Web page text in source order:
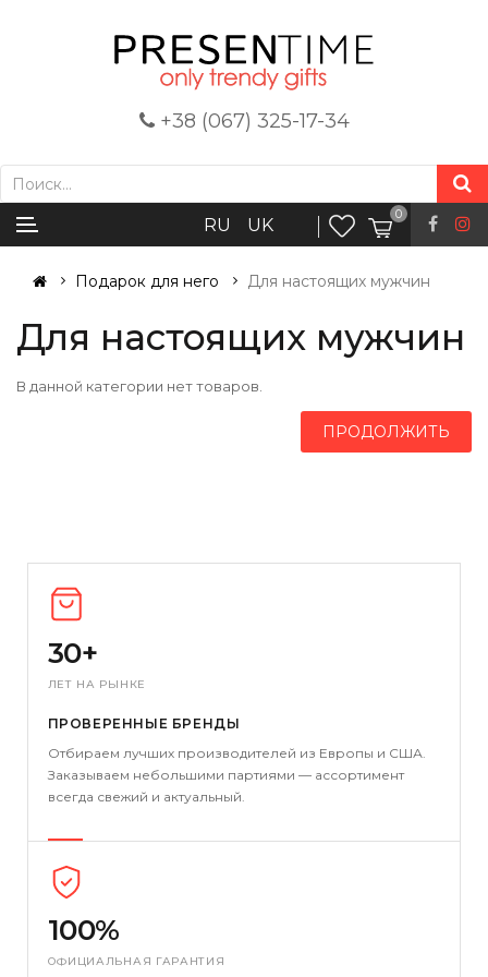
+38 (067) 325-17-34
RU UK
0
Подарок для него Для настоящих мужчин
Для настоящих мужчин
В данной категории нет товаров.
ПРОДОЛЖИТЬ
30+
ЛЕТ НА РЫНКЕ
ПРОВЕРЕННЫЕ БРЕНДЫ
Отбираем лучших производителей из Европы и США.
Заказываем небольшими партиями — ассортимент
всегда свежий и актуальный.
100%
ОФИЦИАЛЬНАЯ ГАРАНТИЯ